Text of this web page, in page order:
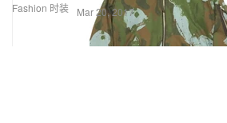
Fashion 时装 Mar 20, 2017